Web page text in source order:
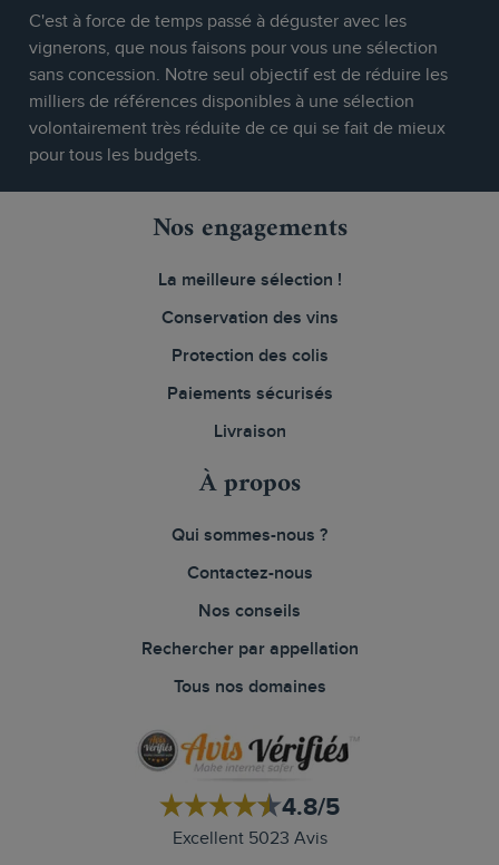
C'est à force de temps passé à déguster avec les
vignerons, que nous faisons pour vous une sélection
sans concession. Notre seul objectif est de réduire les
milliers de références disponibles à une sélection
volontairement très réduite de ce qui se fait de mieux
pour tous les budgets.
Nos engagements
La meilleure sélection !
Conservation des vins
Protection des colis
Paiements sécurisés
Livraison
À propos
Qui sommes-nous ?
Contactez-nous
Nos conseils
Rechercher par appellation
Tous nos domaines
4.8/5
Excellent 5023 Avis